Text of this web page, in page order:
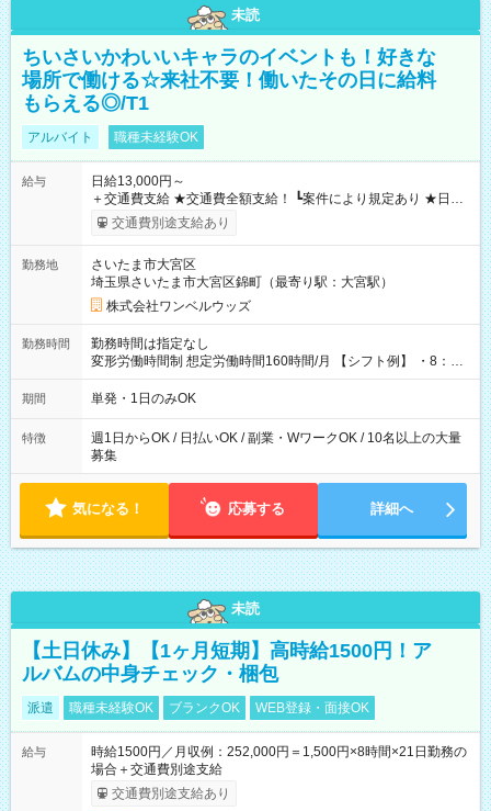
未読
ちいさいかわいいキャラのイベントも！好きな
場所で働ける☆来社不要！働いたその日に給料
もらえる◎/T1
アルバイト 職種未経験OK
給与
日給13,000円～
＋交通費支給 ★交通費全額支給！ ┗案件により規定あり ★日払
いOK！（規定あり） ┗働いたその日に現金GET♪ お仕事後はコ
ンビニATMから 日払い分を引き落とせます！ 【試用期間】試
交通費別途支給あり
勤務地
さいたま市大宮区
埼玉県さいたま市大宮区錦町（最寄り駅：大宮駅）
株式会社ワンベルウッズ
勤務時間
勤務時間は指定なし
変形労働時間制 想定労働時間160時間/月 【シフト例】 ・8：00
～21：00
期間 単発・1日のみOK
特徴
週1日からOK / 日払いOK / 副業・WワークOK / 10名以上の大量
募集
気になる！ 応募する 詳細へ
未読
【土日休み】【1ヶ月短期】高時給1500円！ア
ルバムの中身チェック・梱包
派遣 職種未経験OK ブランクOK WEB登録・面接OK
給与
時給1500円／月収例：252,000円＝1,500円×8時間×21日勤務の
場合＋交通費別途支給
交通費別途支給あり